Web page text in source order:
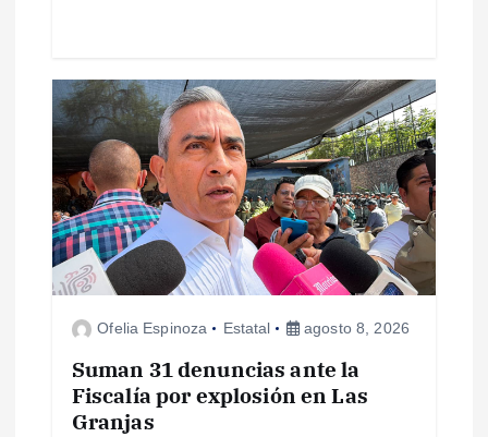
s
Ofelia Espinoza Estatal agosto 8, 2026
Suman 31 denuncias ante la
Fiscalía por explosión en Las
Granjas